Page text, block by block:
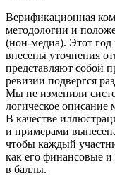
Верификационная
методологии и
(нон-медиа). Этот
внесены уточнения
представляют собой
ревизии подвергся
Мы не изменили
логическое описание
В качестве
и примерами
чтобы каждый
как его финансовые и
в баллы.